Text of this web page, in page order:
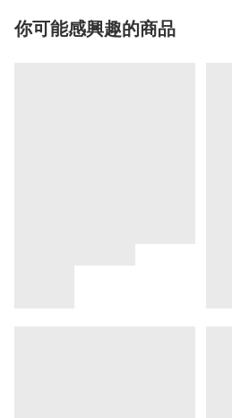
你可能感興趣的商品